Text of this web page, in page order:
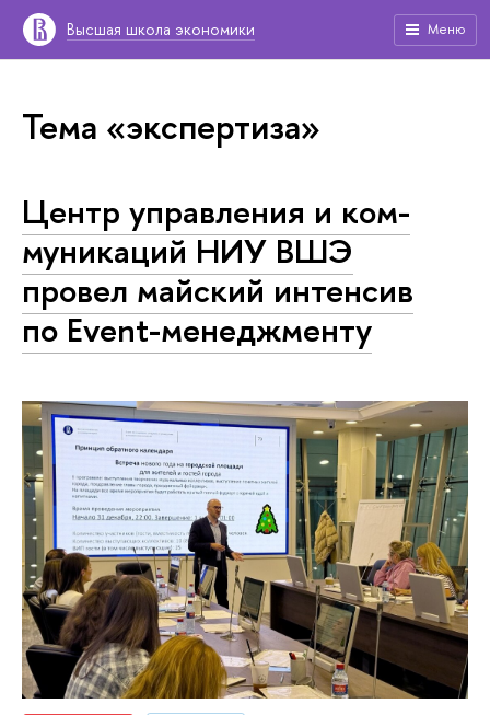
Высшая школа экономики Меню
Тема «экспертиза»
Центр управления и ком­
му­ни­ка­ций НИУ ВШЭ
провел майский интенсив
по Event-менеджменту